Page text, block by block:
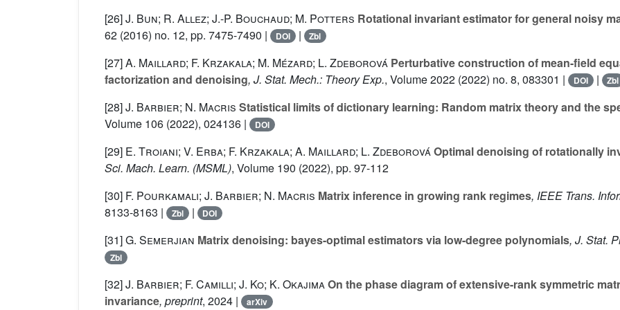
[26]J. Bun; R. Allez; J.-P. Bouchaud; M. Potters Rotational invariant estimator for general noisy
62 (2016) no. 12, pp. 7475-7490 | DOI | Zbl
[27]A. Maillard; F. Krzakala; M. Mézard; L. Zdeborová Perturbative construction of mean-field
factorization and denoising, J. Stat. Mech.: Theory Exp., Volume 2022 (2022) no. 8, 083301 | DOI | Zbl
[28]J. Barbier; N. Macris Statistical limits of dictionary learning: Random matrix theory and the
Volume 106 (2022), 024136 | DOI
[29] E. Troiani; V. Erba; F. Krzakala; A. Maillard; L. ZdeborováOptimal denoising of rotationally
Sci. Mach. Learn. (MSML), Volume 190 (2022), pp. 97-112
[30] F. Pourkamali; J. Barbier; N. Macris Matrix inference in growing rank regimes, IEEE Trans.
8133-8163 |
Zbl | DOI
[31]G. Semerjian Matrix denoising: bayes-optimal estimators via low-degree polynomials, J. Stat.
Zbl
[32]J. Barbier; F. Camilli; J. Ko; K. OkajimaOn the phase diagram of extensive-rank symmetric
invariance, preprint, 2024 | arXiv